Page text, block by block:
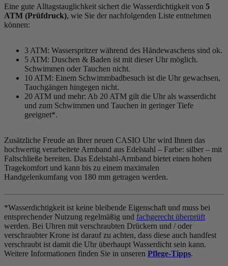
Eine gute Alltagstauglichkeit sichert die Wasserdichtigkeit von 5
ATM (Prüfdruck), wie Sie der nachfolgenden Liste entnehmen
können:
3 ATM: Wasserspritzer während des Händewaschens sind ok.
5 ATM: Duschen & Baden ist mit dieser Uhr möglich.
Schwimmen oder Tauchen nicht.
10 ATM: Einem Schwimmbadbesuch ist die Uhr gewachsen,
Tauchgängen hingegen nicht.
20 ATM und mehr: Ab 20 ATM gilt die Uhr als wasserdicht
und zum Schwimmen und Tauchen in geringer Tiefe
geeignet*.
Zusätzliche Freude an Ihrer neuen CASIO Uhr wird Ihnen das
hochwertig verarbeitete Armband aus Edelstahl – Farbe: silber – mit
Faltschließe bereiten. Das Edelstahl-Armband bietet einen hohen
Tragekomfort und kann bis zu einem maximalen
Handgelenkumfang von 180 mm getragen werden.
*Wasserdichtigkeit ist keine bleibende Eigenschaft und muss bei
entsprechender Nutzung regelmäßig und fachgerecht überprüft
werden. Bei Uhren mit verschraubten Drückern und / oder
verschraubter Krone ist darauf zu achten, dass diese auch handfest
verschraubt ist damit die Uhr überhaupt Wasserdicht sein kann.
Weitere Informationen finden Sie in unseren Pflege-Tipps.